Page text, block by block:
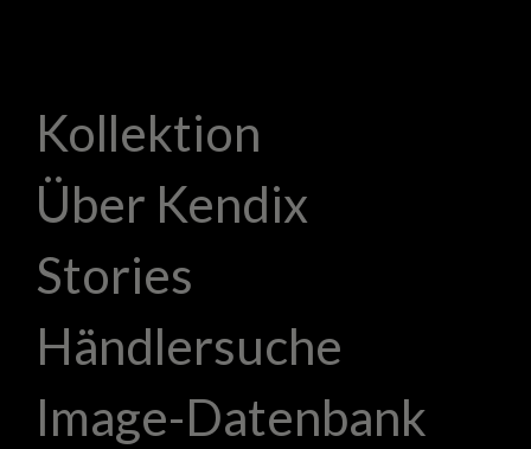
Kollektion
Über Kendix
Stories
Händlersuche
Image-Datenbank